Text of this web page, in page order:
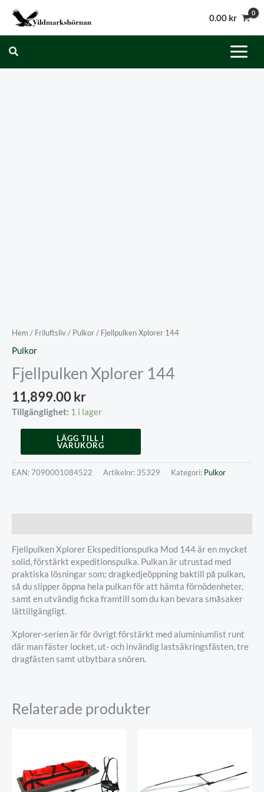
innehåll
0.00 kr
Sök
Hem / Friluftsliv/ Pulkor/ Fjellpulken Xplorer 144
Pulkor
Fjellpulken Xplorer 144
11,899.00kr
Tillgänglighet: 1 i lager
mängd
LÄGG TILL I
VARUKORG
EAN:7090001084522 Artikelnr: 35329 Kategori: Pulkor
Fjellpulken Xplorer Ekspeditionspulka Mod 144 är en mycket
solid, förstärkt expeditionspulka. Pulkan är utrustad med
praktiska lösningar som; dragkedjeöppning baktill på pulkan,
så du slipper öppna hela pulkan för att hämta förnödenheter,
samt en utvändig ficka framtill som du kan bevara småsaker
lättillgängligt.
Xplorer-serien är för övrigt förstärkt med aluminiumlist runt
där man fäster locket, ut- och invändig lastsäkringsfästen, tre
dragfästen samt utbytbara snören.
Relaterade produkter